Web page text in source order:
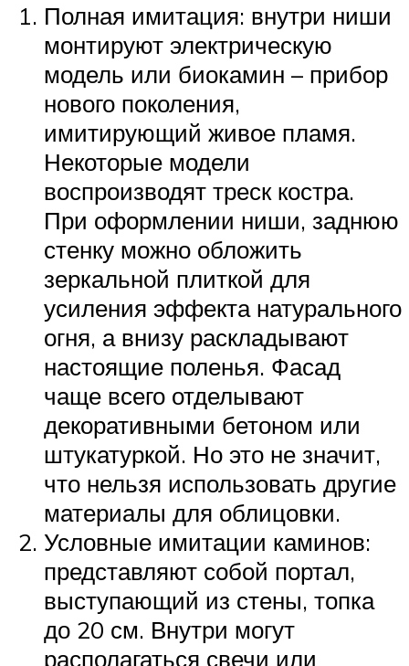
Полная имитация: внутри ниши
монтируют электрическую
модель или биокамин – прибор
нового поколения,
имитирующий живое пламя.
Некоторые модели
воспроизводят треск костра.
При оформлении ниши, заднюю
стенку можно обложить
зеркальной плиткой для
усиления эффекта натурального
огня, а внизу раскладывают
настоящие поленья. Фасад
чаще всего отделывают
декоративными бетоном или
штукатуркой. Но это не значит,
что нельзя использовать другие
материалы для облицовки.
Условные имитации каминов:
представляют собой портал,
выступающий из стены, топка
до 20 см. Внутри могут
располагаться свечи или